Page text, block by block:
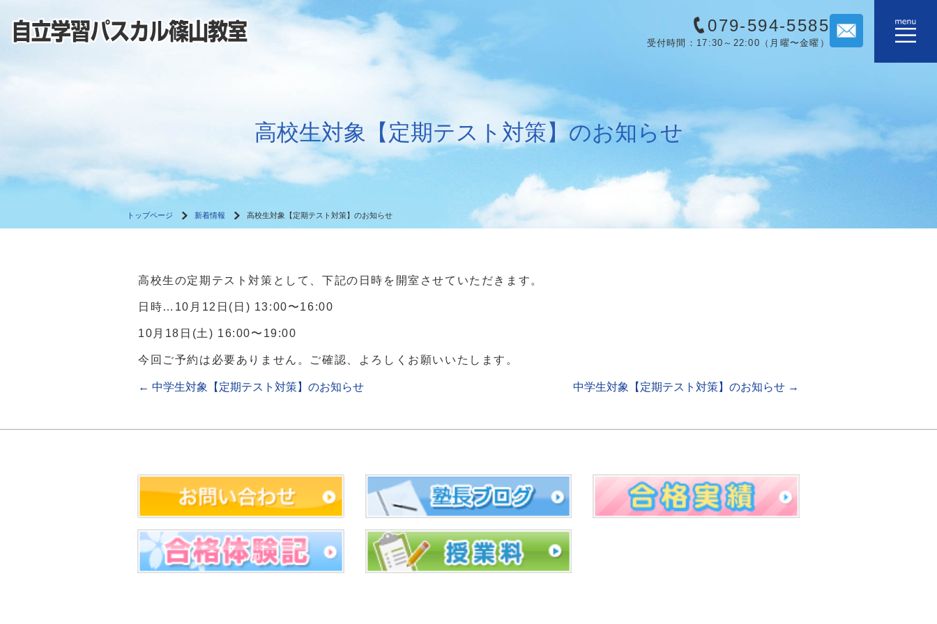
079-594-5585
受付時間：17:30～22:00（月曜〜金曜）
高校生対象【定期テスト対策】のお知らせ
トップページ 新着情報 高校生対象【定期テスト対策】のお知らせ
高校生の定期テスト対策として、下記の日時を開室させていただきます。
日時…10月12日(日) 13:00〜16:00
10月18日(土) 16:00〜19:00
今回ご予約は必要ありません。ご確認、よろしくお願いいたします。
← 中学生対象【定期テスト対策】のお知らせ 中学生対象【定期テスト対策】のお知らせ →